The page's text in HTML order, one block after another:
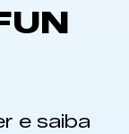
e saiba